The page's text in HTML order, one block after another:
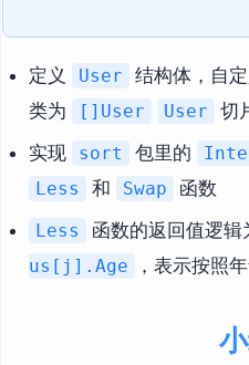
定义 User 结构体，自定
类为
[]User User
切
实现
sort 包里的
Less 和 Swap 函数
Less 函数的返回值逻辑
us[j].Age
，表示按照